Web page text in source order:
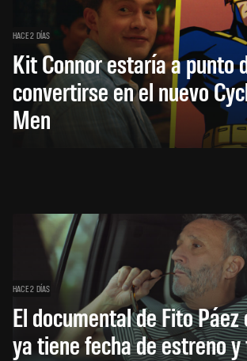
HACE 2 DÍAS
Kit Connor estaría a punto
convertirse en el nuevo
Men
HACE 2 DÍAS
El documental de Fito
ya tiene fecha de estreno